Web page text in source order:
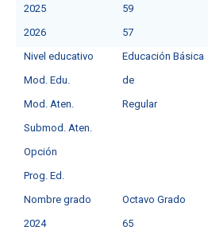
2025
59
2026
57
Nivel educativo
Educación Básica
Mod. Edu.
de
Mod. Aten.
Regular
Submod. Aten.
Opción
Prog. Ed.
Nombre grado
Octavo Grado
2024
65